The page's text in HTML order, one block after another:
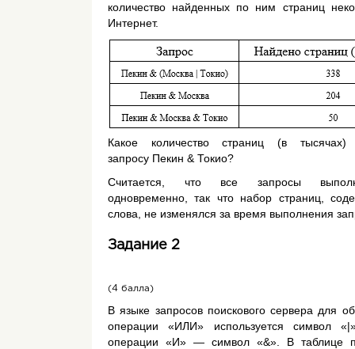
количество найденных по ним страниц
Интернет.
Какое количество страниц (в
запросу Пекин & Токио?
Считается, что все запросы
одновременно, так что набор страниц,
слова, не изменялся за время выполнения
Задание 2
(4 балла)
В языке запросов поискового сервера для
операции «ИЛИ» используется символ
операции «И» — символ «&». В таблице